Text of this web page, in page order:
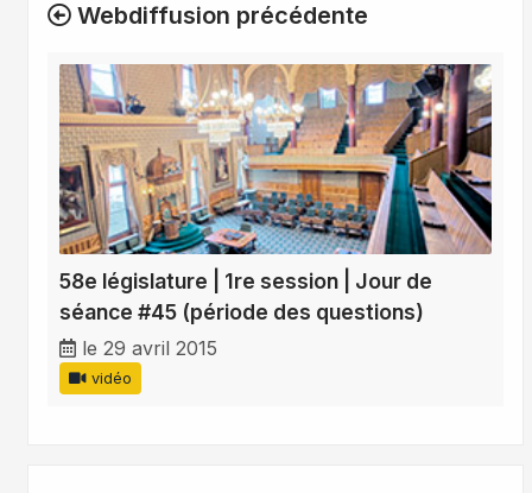
Webdiffusion précédente
58e législature | 1re session | Jour de
séance #45 (période des questions)
le 29 avril 2015
vidéo